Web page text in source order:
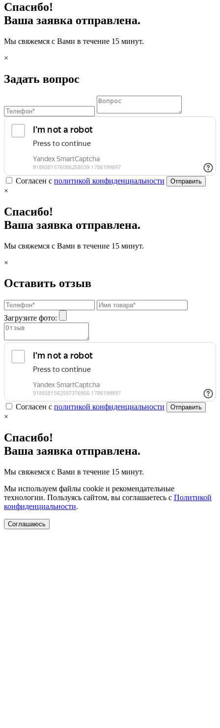
Спасибо!
Ваша заявка отправлена.
Мы свяжемся с Вами в течение 15 минут.
×
Задать вопрос
Согласен с политикой конфиденциальности Отправить
×
Спасибо!
Ваша заявка отправлена.
Мы свяжемся с Вами в течение 15 минут.
×
Оставить отзыв
Загрузите фото:
Согласен с политикой конфиденциальности Отправить
×
Спасибо!
Ваша заявка отправлена.
Мы свяжемся с Вами в течение 15 минут.
Мы используем файлы cookie и рекомендательные
технологии. Пользуясь сайтом, вы соглашаетесь с Политикой
конфиденциальности.
Соглашаюсь